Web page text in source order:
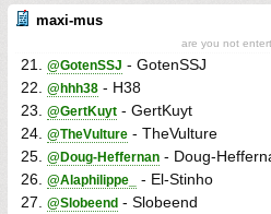
maxi-mus
are you not
21. @GotenSSJ - GotenSSJ
22. @hhh38 - H38
23. @GertKuyt - GertKuyt
24. @TheVulture - TheVulture
25. @Doug-Heffernan - Doug-
26. @Alaphilippe_
- El-Stinho
27. @Slobeend - Slobeend